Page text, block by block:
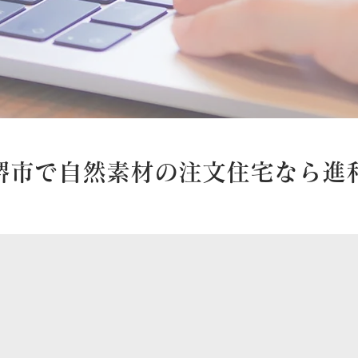
市で自然素材の注文住宅なら進